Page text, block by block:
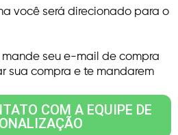
você será direcionado para o
seu e-mail de compra
sua compra e te mandarem
COM A EQUIPE DE